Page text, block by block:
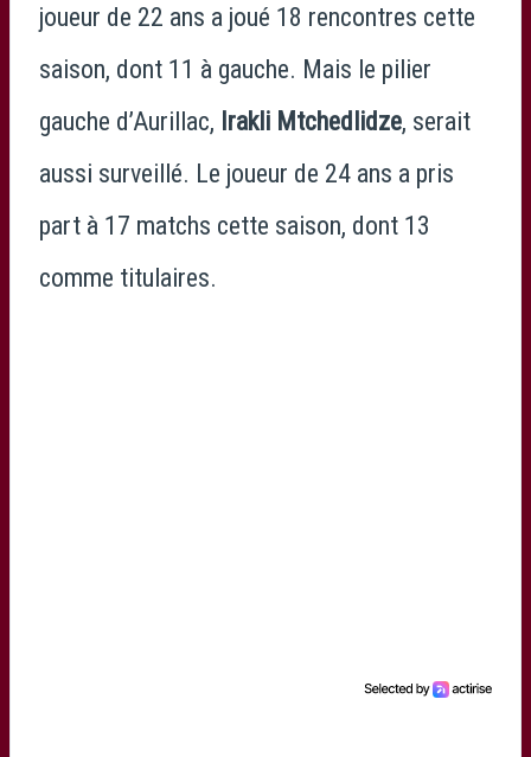
joueur de 22 ans a joué 18 rencontres cette
saison, dont 11 à gauche. Mais le pilier
gauche d’Aurillac, Irakli Mtchedlidze, serait
aussi surveillé. Le joueur de 24 ans a pris
part à 17 matchs cette saison, dont 13
comme titulaires.